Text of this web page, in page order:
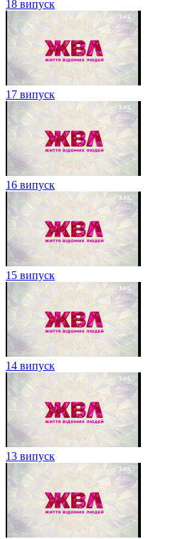
18 випуск
17 випуск
16 випуск
15 випуск
14 випуск
13 випуск